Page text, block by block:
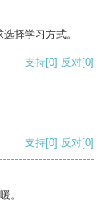
择学习方式。
支持[0] 反对[0]
支持[0] 反对[0]
。